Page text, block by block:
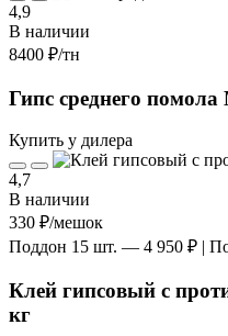
4,9
В наличии
8400 ₽/тн
Гипс среднего
Купить у дилера
4,7
В наличии
330 ₽/мешок
Поддон 15 шт. — 4 950 ₽ |
Клей гипсовый с
кг